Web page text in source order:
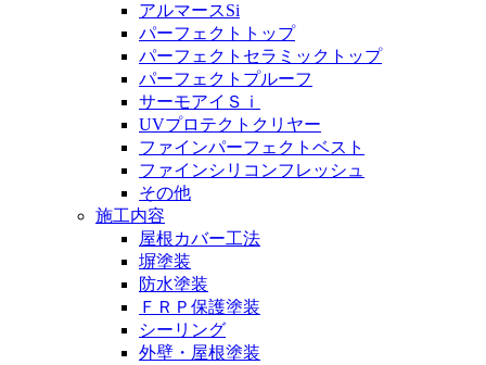
アルマースSi
パーフェクトトップ
パーフェクトセラミックトップ
パーフェクトプルーフ
サーモアイＳｉ
UVプロテクトクリヤー
ファインパーフェクトベスト
ファインシリコンフレッシュ
その他
施工内容
屋根カバー工法
塀塗装
防水塗装
ＦＲＰ保護塗装
シーリング
外壁・屋根塗装